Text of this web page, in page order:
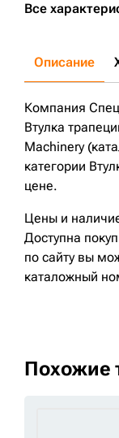
Все
Описание
Компания
Втулка
Machinery
категории
цене.
Цены и
Доступна
по сайту вы
каталожный
Похожие